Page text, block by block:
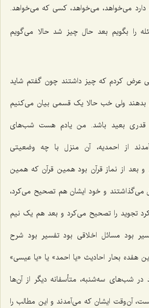
می‌خواهد، می‌خواهد، کسی که می‌خواهد.
را بگویم بعد حال چیز شد حالا می‌گویم
عرض کردم که چیز داشتند چون گفتم شاید
بدهند ولی خب حالا یک قسمی بیان می‌کنیم
بعید باشد. من یادم هست شب‌های
از احمدیه، آن منزل با چه وضعیتی
بعد از نماز قرآن بود همین قرآن که همین
می‌گذاشتند و خود ایشان هم تصحیح می‌کرد،
تجوید را تصحیح می‌کرد و بعد هم یک نیم
بود مسائل اخلاقی بود تفسیر بود شرح
هفده بحار احادیث «یا احمد» یا «یا عیسی»
در شب‌های سه‌شنبه، متأسفانه دیگر از آن‌ها
آن‌وقت ایشان که می‌آمدند و این مطالب را